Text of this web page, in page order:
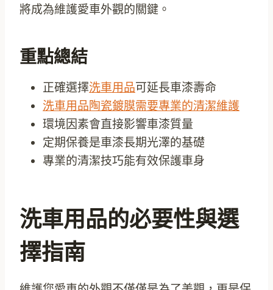
將成為維護愛車外觀的關鍵。
重點總結
正確選擇洗車用品可延長車漆壽命
洗車用品陶瓷鍍膜需要專業的清潔維護
環境因素會直接影響車漆質量
定期保養是車漆長期光澤的基礎
專業的清潔技巧能有效保護車身
洗車用品的必要性與選
擇指南